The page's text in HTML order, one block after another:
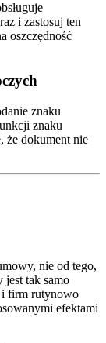
i zastosuj ten
oszczędność
znaku
znaku
że dokument nie
nie od tego,
tak samo
i firm rutynowo
efektami